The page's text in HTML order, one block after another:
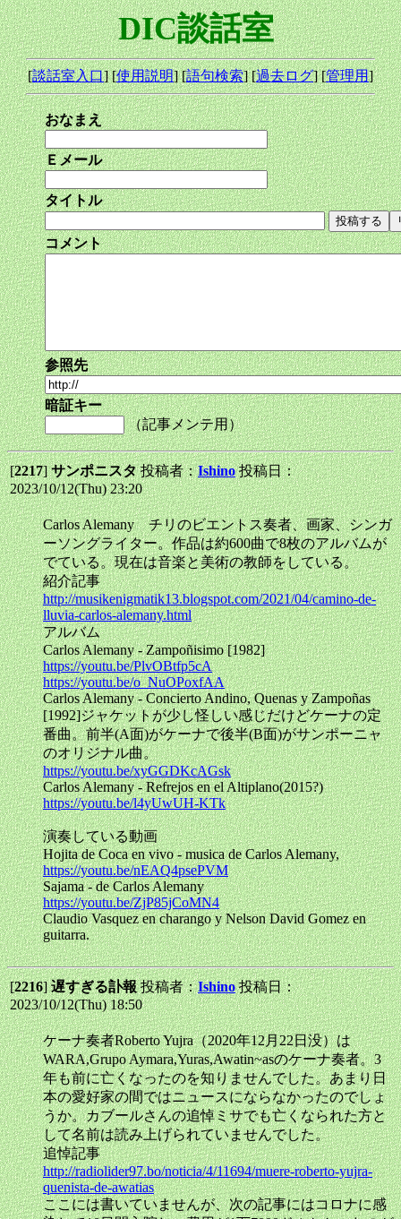
DIC談話室
[談話室入口] [使用説明] [語句検索] [過去ログ] [管理用]
おなまえ
Ｅメール
タイトル
コメント
参照先
暗証キー
（記事メンテ用）
[2217]サンポニスタ投稿者：Ishino 投稿日：
2023/10/12(Thu) 23:20
Carlos Alemany チリのビエントス奏者、画家、シンガ
ーソングライター。作品は約600曲で8枚のアルバムが
でている。現在は音楽と美術の教師をしている。
紹介記事
http://musikenigmatik13.blogspot.com/2021/04/camino-de-
lluvia-carlos-alemany.html
アルバム
Carlos Alemany - Zampoñisimo [1982]
https://youtu.be/PlvOBtfp5cA
https://youtu.be/o_NuOPoxfAA
Carlos Alemany - Concierto Andino, Quenas y Zampoñas
[1992]ジャケットが少し怪しい感じだけどケーナの定
番曲。前半(A面)がケーナで後半(B面)がサンポーニャ
のオリジナル曲。
https://youtu.be/xyGGDKcAGsk
Carlos Alemany - Refrejos en el Altiplano(2015?)
https://youtu.be/l4yUwUH-KTk
演奏している動画
Hojita de Coca en vivo - musica de Carlos Alemany,
https://youtu.be/nEAQ4psePVM
Sajama - de Carlos Alemany
https://youtu.be/ZjP85jCoMN4
Claudio Vasquez en charango y Nelson David Gomez en
guitarra.
[2216]遅すぎる訃報投稿者：Ishino 投稿日：
2023/10/12(Thu) 18:50
ケーナ奏者Roberto Yujra（2020年12月22日没）は
WARA,Grupo Aymara,Yuras,Awatin~asのケーナ奏者。3
年も前に亡くなったのを知りませんでした。あまり日
本の愛好家の間ではニュースにならなかったのでしょ
うか。カブールさんの追悼ミサでも亡くなられた方と
して名前は読み上げられていませんでした。
追悼記事
http://radiolider97.bo/noticia/4/11694/muere-roberto-yujra-
quenista-de-awatias
ここには書いていませんが、次の記事にはコロナに感